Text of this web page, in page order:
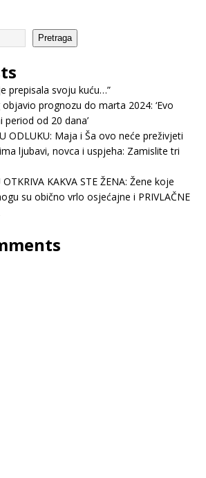
Pretraga
prepisala svoju kuću…”
prognozu do marta 2024: ‘Evo
period od 20 dana’
ODLUKU: Maja i Ša ovo neće preživjeti
ljubavi, novca i uspjeha: Zamislite tri
KAKVA STE ŽENA: Žene koje
su obično vrlo osjećajne i PRIVLAČNE